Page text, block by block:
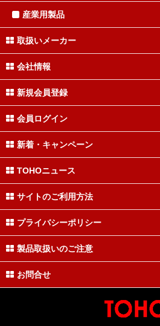
産業用製品
取扱いメーカー
会社情報
新規会員登録
会員ログイン
新着・キャンペーン
TOHOニュース
サイトのご利用方法
プライバシーポリシー
製品取扱いのご注意
お問合せ